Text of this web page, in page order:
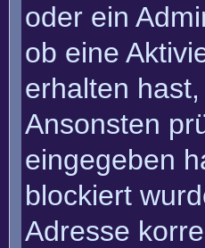
oder ein
ob eine
erhalten
Ansonsten
eingegeben
blockiert
Adresse